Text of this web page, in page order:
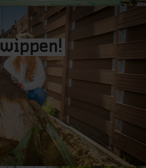
wippen!